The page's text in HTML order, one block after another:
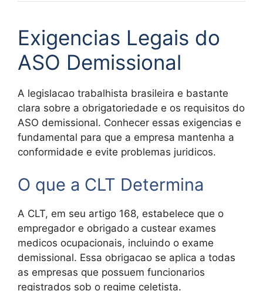
Exigencias Legais do
ASO Demissional
A legislacao trabalhista brasileira e bastante
clara sobre a obrigatoriedade e os requisitos do
ASO demissional. Conhecer essas exigencias e
fundamental para que a empresa mantenha a
conformidade e evite problemas juridicos.
O que a CLT Determina
A CLT, em seu artigo 168, estabelece que o
empregador e obrigado a custear exames
medicos ocupacionais, incluindo o exame
demissional. Essa obrigacao se aplica a todas
as empresas que possuem funcionarios
registrados sob o regime celetista.